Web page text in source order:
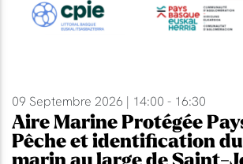
09 Septembre 2026 | 14:00 - 16:30
Aire Marine Protégée
Pêche et identification